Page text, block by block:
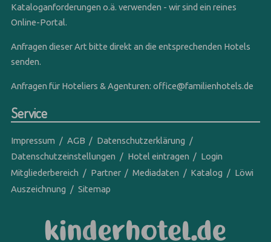
Kataloganforderungen o.ä. verwenden - wir sind ein reines
Online-Portal.
Anfragen dieser Art bitte direkt an die entsprechenden Hotels
senden.
Anfragen für Hoteliers & Agenturen:office@familienhotels.de
Service
Impressum AGB
Datenschutzerklärung
Datenschutzeinstellungen
Hotel eintragen
Login
Mitgliederbereich
Partner Mediadaten Katalog
Löwi
Auszeichnung
Sitemap